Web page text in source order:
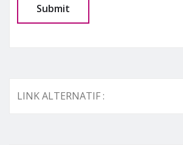
LINK ALTERNATIF :